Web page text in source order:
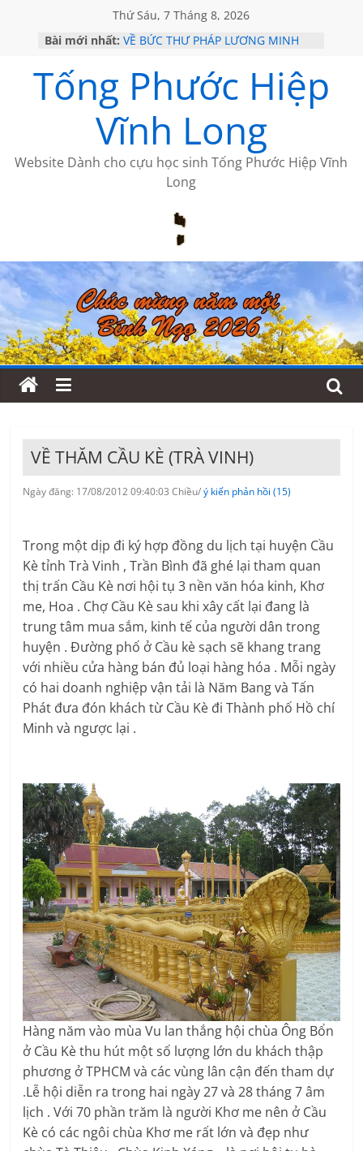
Thứ Sáu, 7 Tháng 8, 2026
Bài mới nhất:
CÀ PHÊ NGẮM NÚI
VỀ BỨC THƯ PHÁP LƯƠNG MINH
HỌC SỬ HỒI XƯA
MỘT ĐỜI ĐI QUA NHỮNG TRANG
BẤT CHỢT CỦA CHÂU LỆ DUNG
Tống Phước Hiệp
Vĩnh Long
Website Dành cho cựu học sinh Tống Phước Hiệp Vĩnh
Long
VỀ THĂM CẦU KÈ (TRÀ VINH)
Ngày đăng: 17/08/2012 09:40:03 Chiều/ý kiến phản hồi (15)
Trong một dịp đi ký hợp đồng du lịch tại huyện Cầu
Kè tỉnh Trà Vinh , Trần Bình đã ghé lại tham quan
thị trấn Cầu Kè nơi hội tụ 3 nền văn hóa kinh, Khơ
me, Hoa . Chợ Cầu Kè sau khi xây cất lại đang là
trung tâm mua sắm, kinh tế của người dân trong
huyện . Đường phố ở Cầu kè sạch sẽ khang trang
với nhiều cửa hàng bán đủ loại hàng hóa . Mỗi ngày
có hai doanh nghiệp vận tải là Năm Bang và Tấn
Phát đưa đón khách từ Cầu Kè đi Thành phố Hồ chí
Minh và ngược lại .
Hàng năm vào mùa Vu lan thắng hội chùa Ông Bổn
ở Cầu Kè thu hút một số lượng lớn du khách thập
phương ở TPHCM và các vùng lân cận đến tham dự
.Lễ hội diễn ra trong hai ngày 27 và 28 tháng 7 âm
lịch . Với 70 phần trăm là người Khơ me nên ở Cầu
Kè có các ngôi chùa Khơ me rất lớn và đẹp như